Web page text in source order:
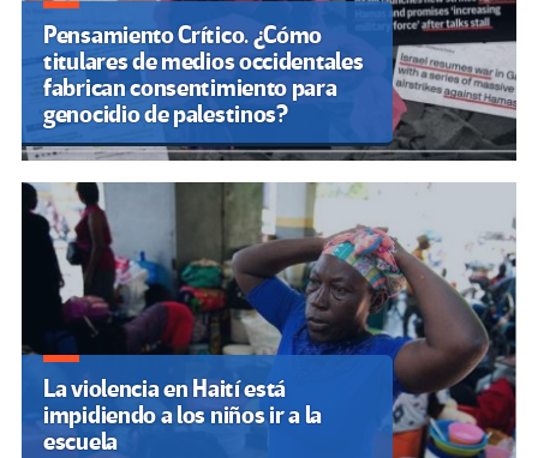
Pensamiento Crítico. ¿Cómo
titulares de medios occidentales
fabrican consentimiento para
genocidio de palestinos?
La violencia en Haití está
impidiendo a los niños ir a la
escuela